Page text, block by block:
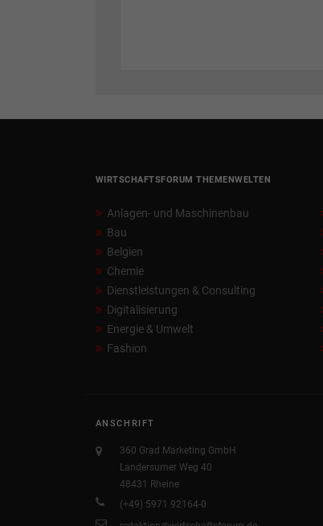
WIRTSCHAFTSFORUM THEMENWELTEN
Anlagen- und Maschinenbau
Bau
Belgien
Chemie
Dienstleistungen & Consulting
Digitalisierung
Energie & Umwelt
Fashion
ANSCHRIFT
360 Grad Marketing GmbH
Landersumer Weg 40
48431 Rheine
(+49) 5971 92164-0